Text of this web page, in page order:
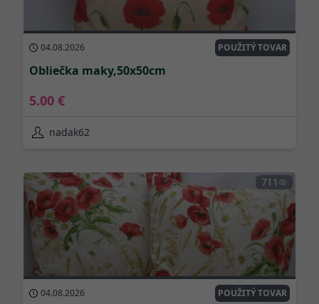
04.08.2026 POUŽITÝ TOVAR
Obliečka maky,50x50cm
5.00 €
nadak62
711
04.08.2026 POUŽITÝ TOVAR